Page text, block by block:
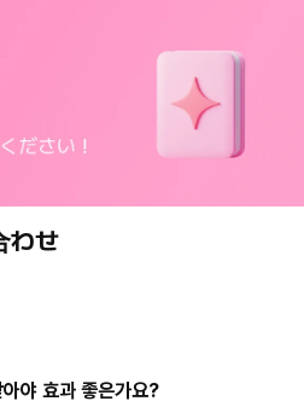
わせ
야 효과 좋은가요?